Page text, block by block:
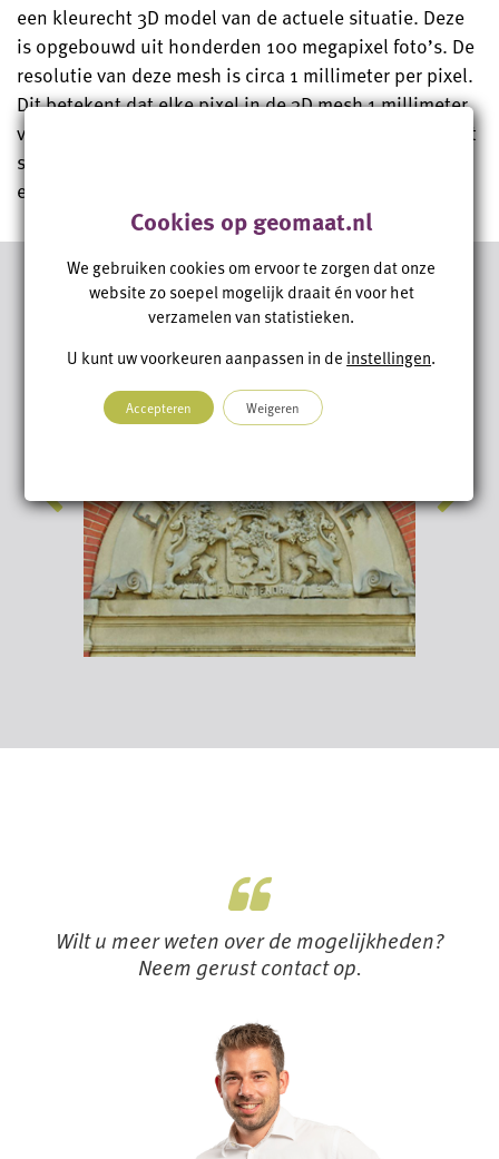
een kleurecht 3D model van de actuele situatie. Deze
is opgebouwd uit honderden 100 megapixel foto’s. De
resolutie van deze mesh is circa 1 millimeter per pixel.
Dit betekent dat elke pixel in de 3D mesh 1 millimeter
van de werkelijkheid toont. Met dit
wordt
schade op voorhand in kaart gebracht. Tevens is dit
een prachtige weergave van de actuele situatie.
Wilt u meer weten over de mogelijkheden?
Neem gerust contact op.
Cookies op geomaat.nl
We gebruiken cookies om ervoor te zorgen dat onze
website zo soepel mogelijk draait én voor het
verzamelen van statistieken.
U kunt uw voorkeuren aanpassen in de instellingen.
Accepteren Weigeren